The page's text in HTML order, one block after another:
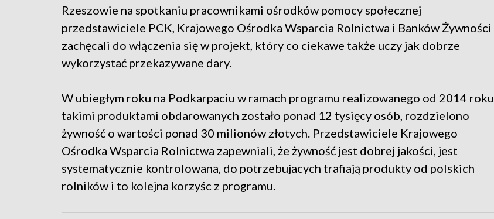
Rzeszowie na spotkaniu pracownikami ośrodków pomocy społecznej
przedstawiciele PCK, Krajowego Ośrodka Wsparcia Rolnictwa i Banków Żywności
zachęcali do włączenia się w projekt, który co ciekawe także uczy jak dobrze
wykorzystać przekazywane dary.
W ubiegłym roku na Podkarpaciu w ramach programu realizowanego od 2014 roku
takimi produktami obdarowanych zostało ponad 12 tysięcy osób, rozdzielono
żywność o wartości ponad 30 milionów złotych. Przedstawiciele Krajowego
Ośrodka Wsparcia Rolnictwa zapewniali, że żywność jest dobrej jakości, jest
systematycznie kontrolowana, do potrzebujacych trafiają produkty od polskich
rolników i to kolejna korzyśc z programu.